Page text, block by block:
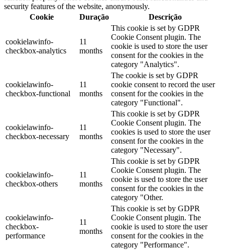
security features of the website, anonymously.
Cookie
Duração Descrição
cookielawinfo-
checkbox-analytics
11
months
This cookie is set by GDPR
Cookie Consent plugin. The
cookie is used to store the user
consent for the cookies in the
category "Analytics".
cookielawinfo-
checkbox-functional
11
months
The cookie is set by GDPR
cookie consent to record the user
consent for the cookies in the
category "Functional".
cookielawinfo-
checkbox-necessary
11
months
This cookie is set by GDPR
Cookie Consent plugin. The
cookies is used to store the user
consent for the cookies in the
category "Necessary".
cookielawinfo-
checkbox-others
11
months
This cookie is set by GDPR
Cookie Consent plugin. The
cookie is used to store the user
consent for the cookies in the
category "Other.
cookielawinfo-
checkbox-
performance
11
months
This cookie is set by GDPR
Cookie Consent plugin. The
cookie is used to store the user
consent for the cookies in the
category "Performance".